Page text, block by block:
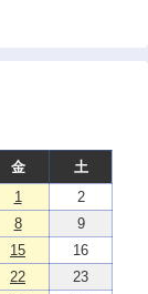
金
土
1
2
8
9
15
16
22
23